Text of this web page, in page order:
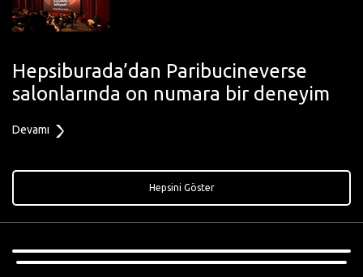
Hepsiburada’dan Paribucineverse
salonlarında on numara bir deneyim
Devamı
Hepsini Göster